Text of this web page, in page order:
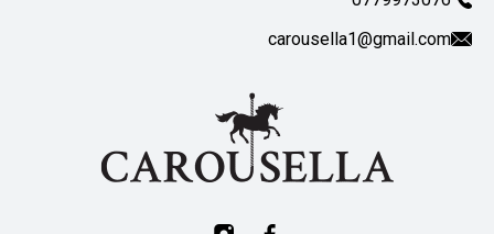
carousella1@gmail.com